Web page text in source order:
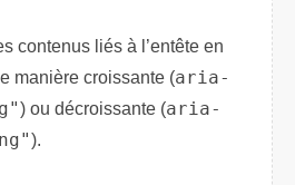
contenus liés à l’entête en
manière croissante (aria-
) ou décroissante (aria-
).